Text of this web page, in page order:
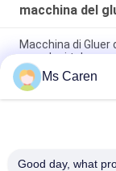
macchina del
Macchina di
aeroplani
PRYA-700 Mini
Gluer scatola e
PRY-650I
Ms Caren
Good day, what